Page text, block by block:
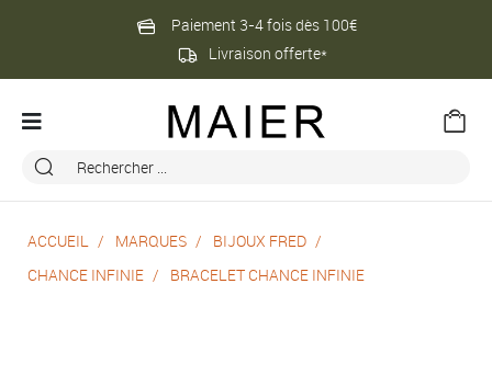
Paiement 3-4 fois dès 100€
Livraison offerte*
ACCUEIL MARQUES
BIJOUX FRED
CHANCE INFINIE
BRACELET CHANCE INFINIE